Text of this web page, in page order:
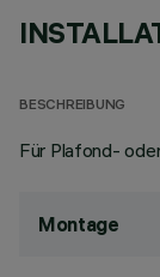
BESCHREIBUNG
Für Plafond-
Montage